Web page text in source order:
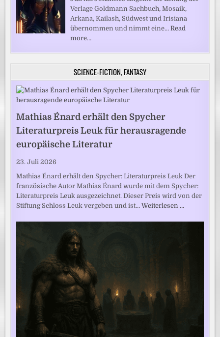
Verlage Goldmann Sachbuch, Mosaik,
Arkana, Kailash, Südwest und Irisiana
übernommen und nimmt eine…Read
more…
SCIENCE-FICTION, FANTASY
Mathias Énard erhält den Spycher
Literaturpreis Leuk für herausragende
europäische Literatur
23. Juli 2026
Mathias Énard erhält den Spycher: Literaturpreis Leuk Der
französische Autor Mathias Énard wurde mit dem Spycher:
Literaturpreis Leuk ausgezeichnet. Dieser Preis wird von der
Stiftung Schloss Leuk vergeben und ist…Weiterlesen …